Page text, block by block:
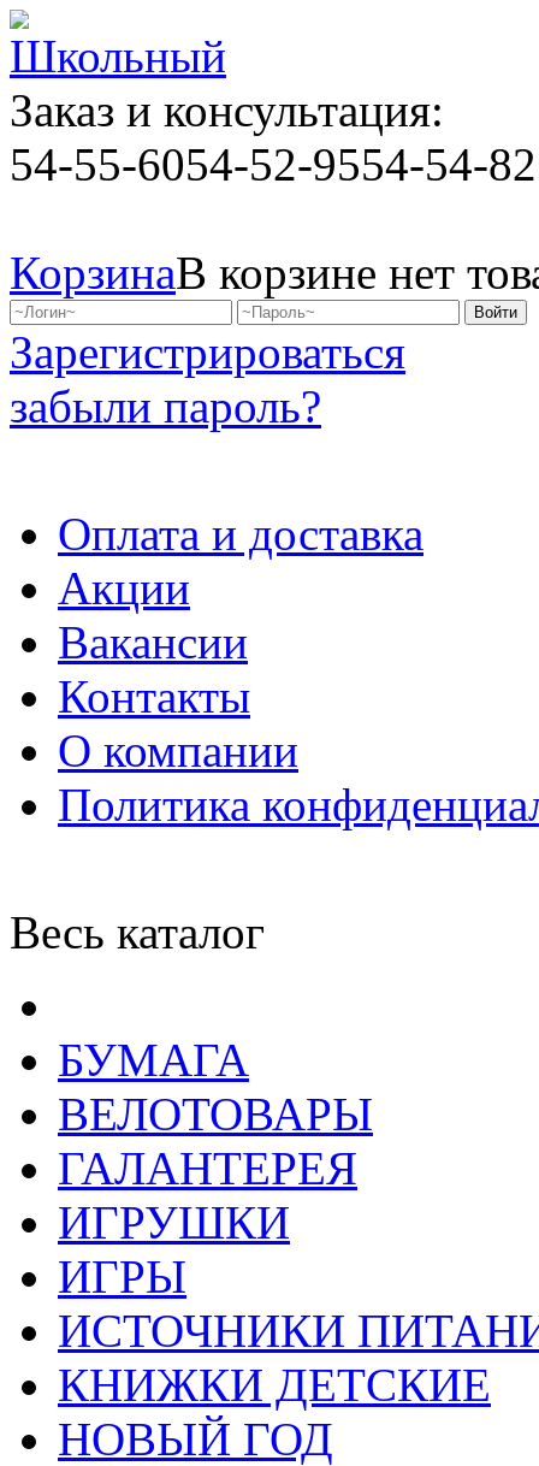
Заказ и консультация:
54-55-6054-52-9554-54-82
КорзинаВ корзине нет
Зарегистрироваться
забыли пароль?
Оплата и доставка
Акции
Вакансии
Контакты
О компании
Политика
Весь каталог
БУМАГА
ВЕЛОТОВАРЫ
ГАЛАНТЕРЕЯ
ИГРУШКИ
ИГРЫ
ИСТОЧНИКИ
КНИЖКИ ДЕТСКИЕ
НОВЫЙ ГОД